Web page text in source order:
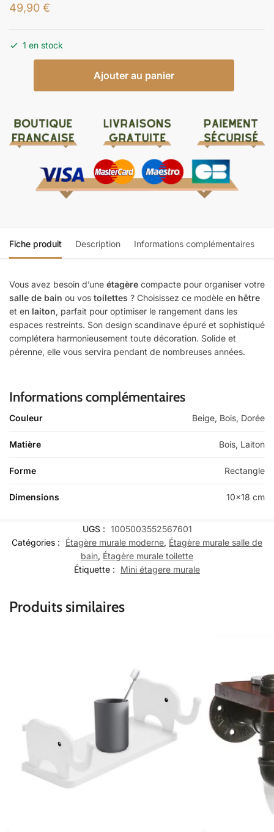
49,90 €
1 en stock
Ajouter au panier
Fiche produit Description Informations complémentaires
Vous avez besoin d’une étagère compacte pour organiser votre
salle de bain ou vos toilettes ? Choisissez ce modèle en hêtre
et en laiton, parfait pour optimiser le rangement dans les
espaces restreints. Son design scandinave épuré et sophistiqué
complétera harmonieusement toute décoration. Solide et
pérenne, elle vous servira pendant de nombreuses années.
Informations complémentaires
Couleur Beige, Bois, Dorée
Matière Bois, Laiton
Forme Rectangle
Dimensions 10×18 cm
UGS : 1005003552567601
Catégories :
Étagère murale moderne, Étagère murale salle de
bain, Étagère murale toilette
Étiquette :
Mini étagere murale
Produits similaires